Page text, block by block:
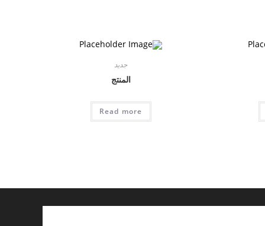
جديد
المنتج
Read more